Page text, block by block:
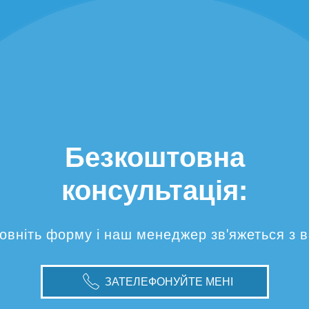
Безкоштовна
консультація:
форму і наш менеджер зв'яжеться з
ЗАТЕЛЕФОНУЙТЕ МЕНІ